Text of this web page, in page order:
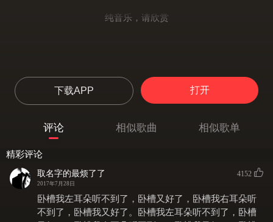
纯音乐，请欣赏
下载APP 打开
评论 相似歌曲 相似歌单
精彩评论
取名字的最烦了了
2017年7月28日
4152
卧槽我左耳朵听不到了，卧槽又好了，卧槽我右耳朵听
不到了，卧槽我又好了。卧槽我左耳朵听不到了，卧槽